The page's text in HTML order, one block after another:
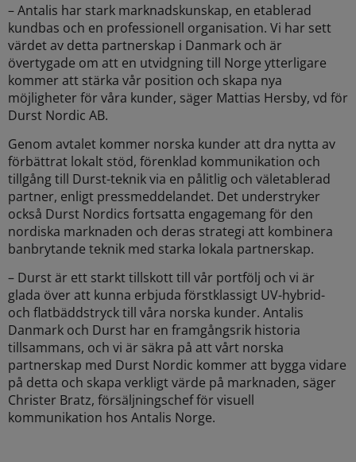
– Antalis har stark marknadskunskap, en etablerad
kundbas och en professionell organisation. Vi har sett
värdet av detta partnerskap i Danmark och är
övertygade om att en utvidgning till Norge ytterligare
kommer att stärka vår position och skapa nya
möjligheter för våra kunder, säger Mattias Hersby, vd för
Durst Nordic AB.
Genom avtalet kommer norska kunder att dra nytta av
förbättrat lokalt stöd, förenklad kommunikation och
tillgång till Durst-teknik via en pålitlig och väletablerad
partner, enligt pressmeddelandet. Det understryker
också Durst Nordics fortsatta engagemang för den
nordiska marknaden och deras strategi att kombinera
banbrytande teknik med starka lokala partnerskap.
– Durst är ett starkt tillskott till vår portfölj och vi är
glada över att kunna erbjuda förstklassigt UV-hybrid-
och flatbäddstryck till våra norska kunder. Antalis
Danmark och Durst har en framgångsrik historia
tillsammans, och vi är säkra på att vårt norska
partnerskap med Durst Nordic kommer att bygga vidare
på detta och skapa verkligt värde på marknaden, säger
Christer Bratz, försäljningschef för visuell
kommunikation hos Antalis Norge.